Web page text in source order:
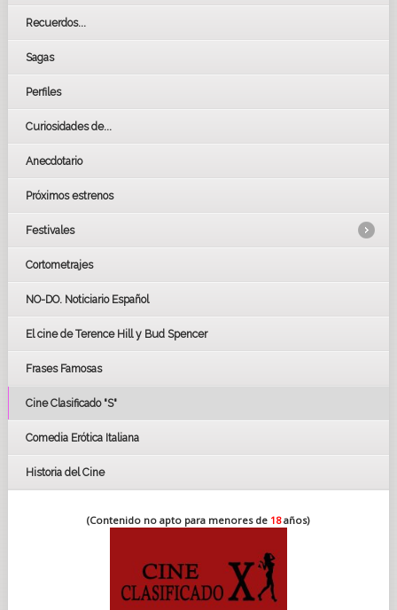
Recuerdos...
Sagas
Perfiles
Curiosidades de...
Anecdotario
Próximos estrenos
Festivales
LOS OSCARS
BAFTA
FESTIVAL DE HUELVA 2019
FESTIVAL DE CINE DE SEVILLA 2019
Cortometrajes
NO-DO. Noticiario Español
El cine de Terence Hill y Bud Spencer
Frases Famosas
Cine Clasificado "S"
Comedia Erótica Italiana
Historia del Cine
(Contenido no apto para menores de 18años)